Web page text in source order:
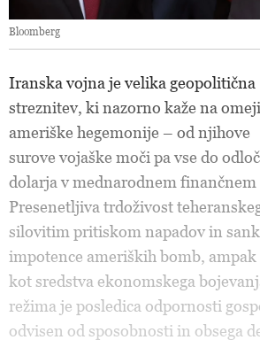
Bloomberg
Iranska vojna je velika geopolitična
streznitev, ki nazorno kaže na
ameriške hegemonije – od njihove
surove vojaške moči pa vse do
dolarja v mednarodnem finančnem
Presenetljiva trdoživost
silovitim pritiskom napadov in
impotence ameriških bomb,
kot sredstva ekonomskega
režima je posledica odpornosti
odvisen od sposobnosti in obsega